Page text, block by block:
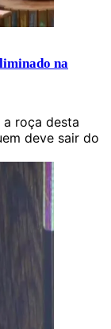
na
a roça desta
deve sair do